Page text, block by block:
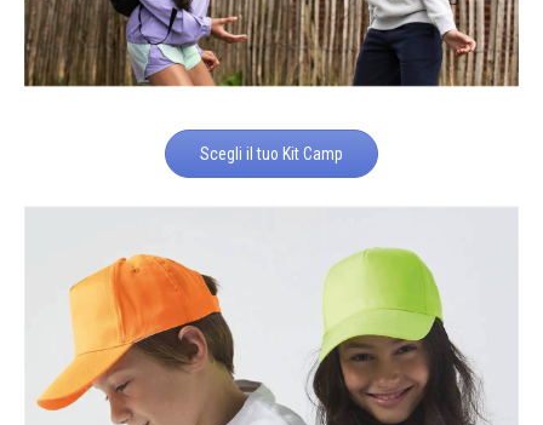
Scegli il tuo Kit Camp